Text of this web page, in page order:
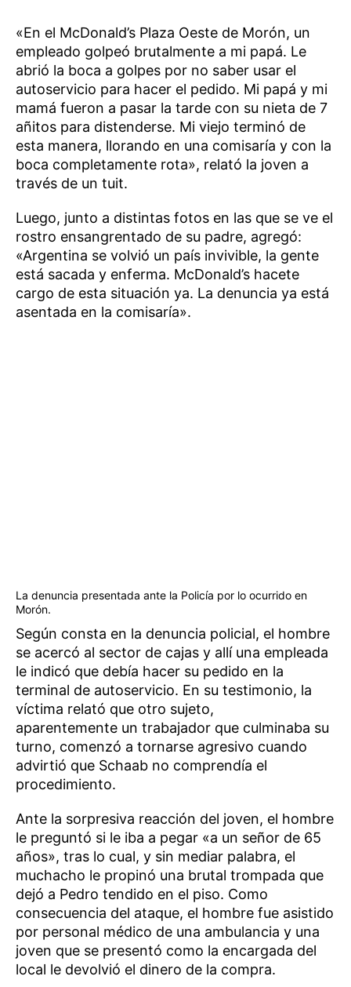
«En el McDonald’s Plaza Oeste de Morón, un
empleado golpeó brutalmente a mi papá. Le
abrió la boca a golpes por no saber usar el
autoservicio para hacer el pedido. Mi papá y mi
mamá fueron a pasar la tarde con su nieta de 7
añitos para distenderse. Mi viejo terminó de
esta manera, llorando en una comisaría y con la
boca completamente rota», relató la joven a
través de un tuit.
Luego, junto a distintas fotos en las que se ve el
rostro ensangrentado de su padre, agregó:
«Argentina se volvió un país invivible, la gente
está sacada y enferma. McDonald’s hacete
cargo de esta situación ya. La denuncia ya está
asentada en la comisaría».
La denuncia presentada ante la Policía por lo ocurrido en
Morón.
Según consta en la denuncia policial, el hombre
se acercó al sector de cajas y allí una empleada
le indicó que debía hacer su pedido en la
terminal de autoservicio. En su testimonio, la
víctima relató que otro sujeto,
aparentemente un trabajador que culminaba su
turno, comenzó a tornarse agresivo cuando
advirtió que Schaab no comprendía el
procedimiento.
Ante la sorpresiva reacción del joven, el hombre
le preguntó si le iba a pegar «a un señor de 65
años», tras lo cual, y sin mediar palabra, el
muchacho le propinó una brutal trompada que
dejó a Pedro tendido en el piso. Como
consecuencia del ataque, el hombre fue asistido
por personal médico de una ambulancia y una
joven que se presentó como la encargada del
local le devolvió el dinero de la compra.